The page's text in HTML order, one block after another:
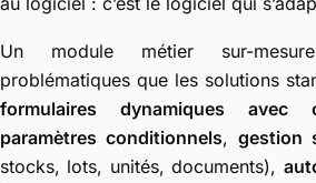
Un module métier sur-
problématiques que les solutions
formulaires dynamiques avec
paramètres conditionnels, gestion
stocks, lots, unités, documents),